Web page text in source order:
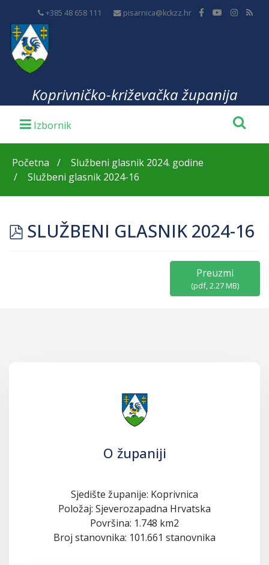
+385 48 658 111 pisarnica@kckzz.hr
Koprivničko-križevačka županija
Početna
Službeni glasnik 2024. godine
Službeni glasnik 2024-16
pdf
SLUŽBENI GLASNIK 2024-16
Preuzmi
(pdf,2.27 MB)
O županiji
Sjedište županije: Koprivnica
Položaj: Sjeverozapadna Hrvatska
Površina: 1.748 km2
Broj stanovnika: 101.661 stanovnika